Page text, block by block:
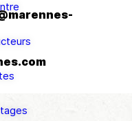
barre
barre
barre